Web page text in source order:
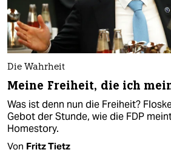
Die Wahrheit
Meine Freiheit, die ich
Was ist denn nun die Freiheit?
Gebot der Stunde, wie die FDP
Homestory.
Von Fritz Tietz